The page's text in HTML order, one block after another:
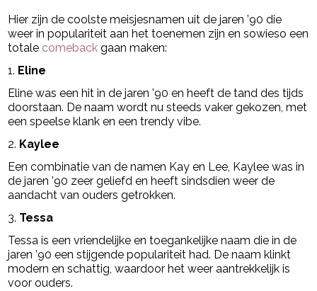
Hier zijn de coolste meisjesnamen uit de jaren ’90 die
weer in populariteit aan het toenemen zijn en sowieso een
totale comeback gaan maken:
1. Eline
Eline was een hit in de jaren ’90 en heeft de tand des tijds
doorstaan. De naam wordt nu steeds vaker gekozen, met
een speelse klank en een trendy vibe.
2. Kaylee
Een combinatie van de namen Kay en Lee, Kaylee was in
de jaren ’90 zeer geliefd en heeft sindsdien weer de
aandacht van ouders getrokken.
3. Tessa
Tessa is een vriendelijke en toegankelijke naam die in de
jaren ’90 een stijgende populariteit had. De naam klinkt
modern en schattig, waardoor het weer aantrekkelijk is
voor ouders.